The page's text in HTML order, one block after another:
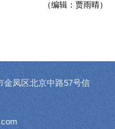
（编辑：贾雨晴）
金凤区北京中路57号信